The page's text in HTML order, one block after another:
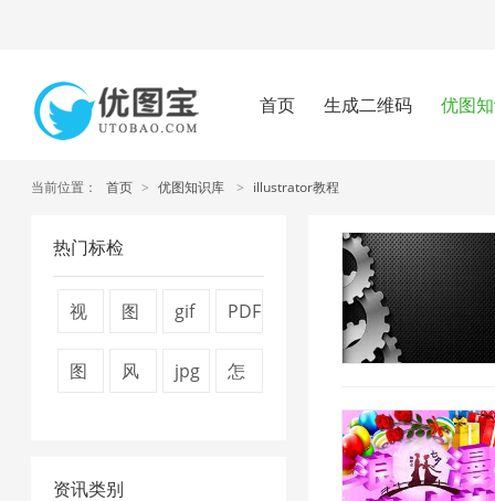
首页 生成二维码 优图
当前位置： 首页 > 优图知识库 > illustrator教程
热门标检
视
1
图
器
gif
PDF
图
风
jpg
怎
资讯类别